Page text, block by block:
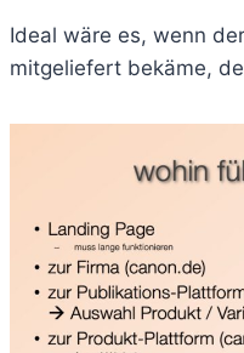
Ideal wäre es, wenn
mitgeliefert bekäme,